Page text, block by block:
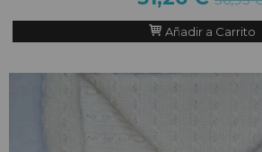
Añadir a Carrito